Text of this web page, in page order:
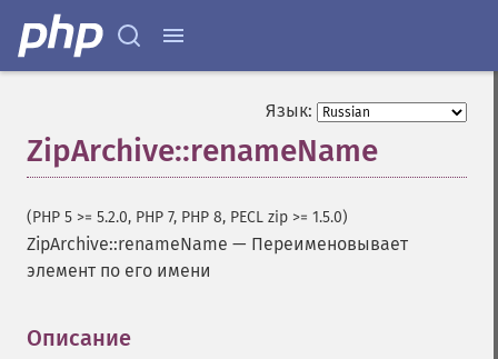
Язык:
ZipArchive::renameName
(PHP 5 >= 5.2.0, PHP 7, PHP 8, PECL zip >= 1.5.0)
ZipArchive::renameName — Переименовывает
элемент по его имени
Описание